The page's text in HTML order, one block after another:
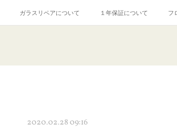
ガラスリペアについて １年保証について フ
2020.02.28 09:16